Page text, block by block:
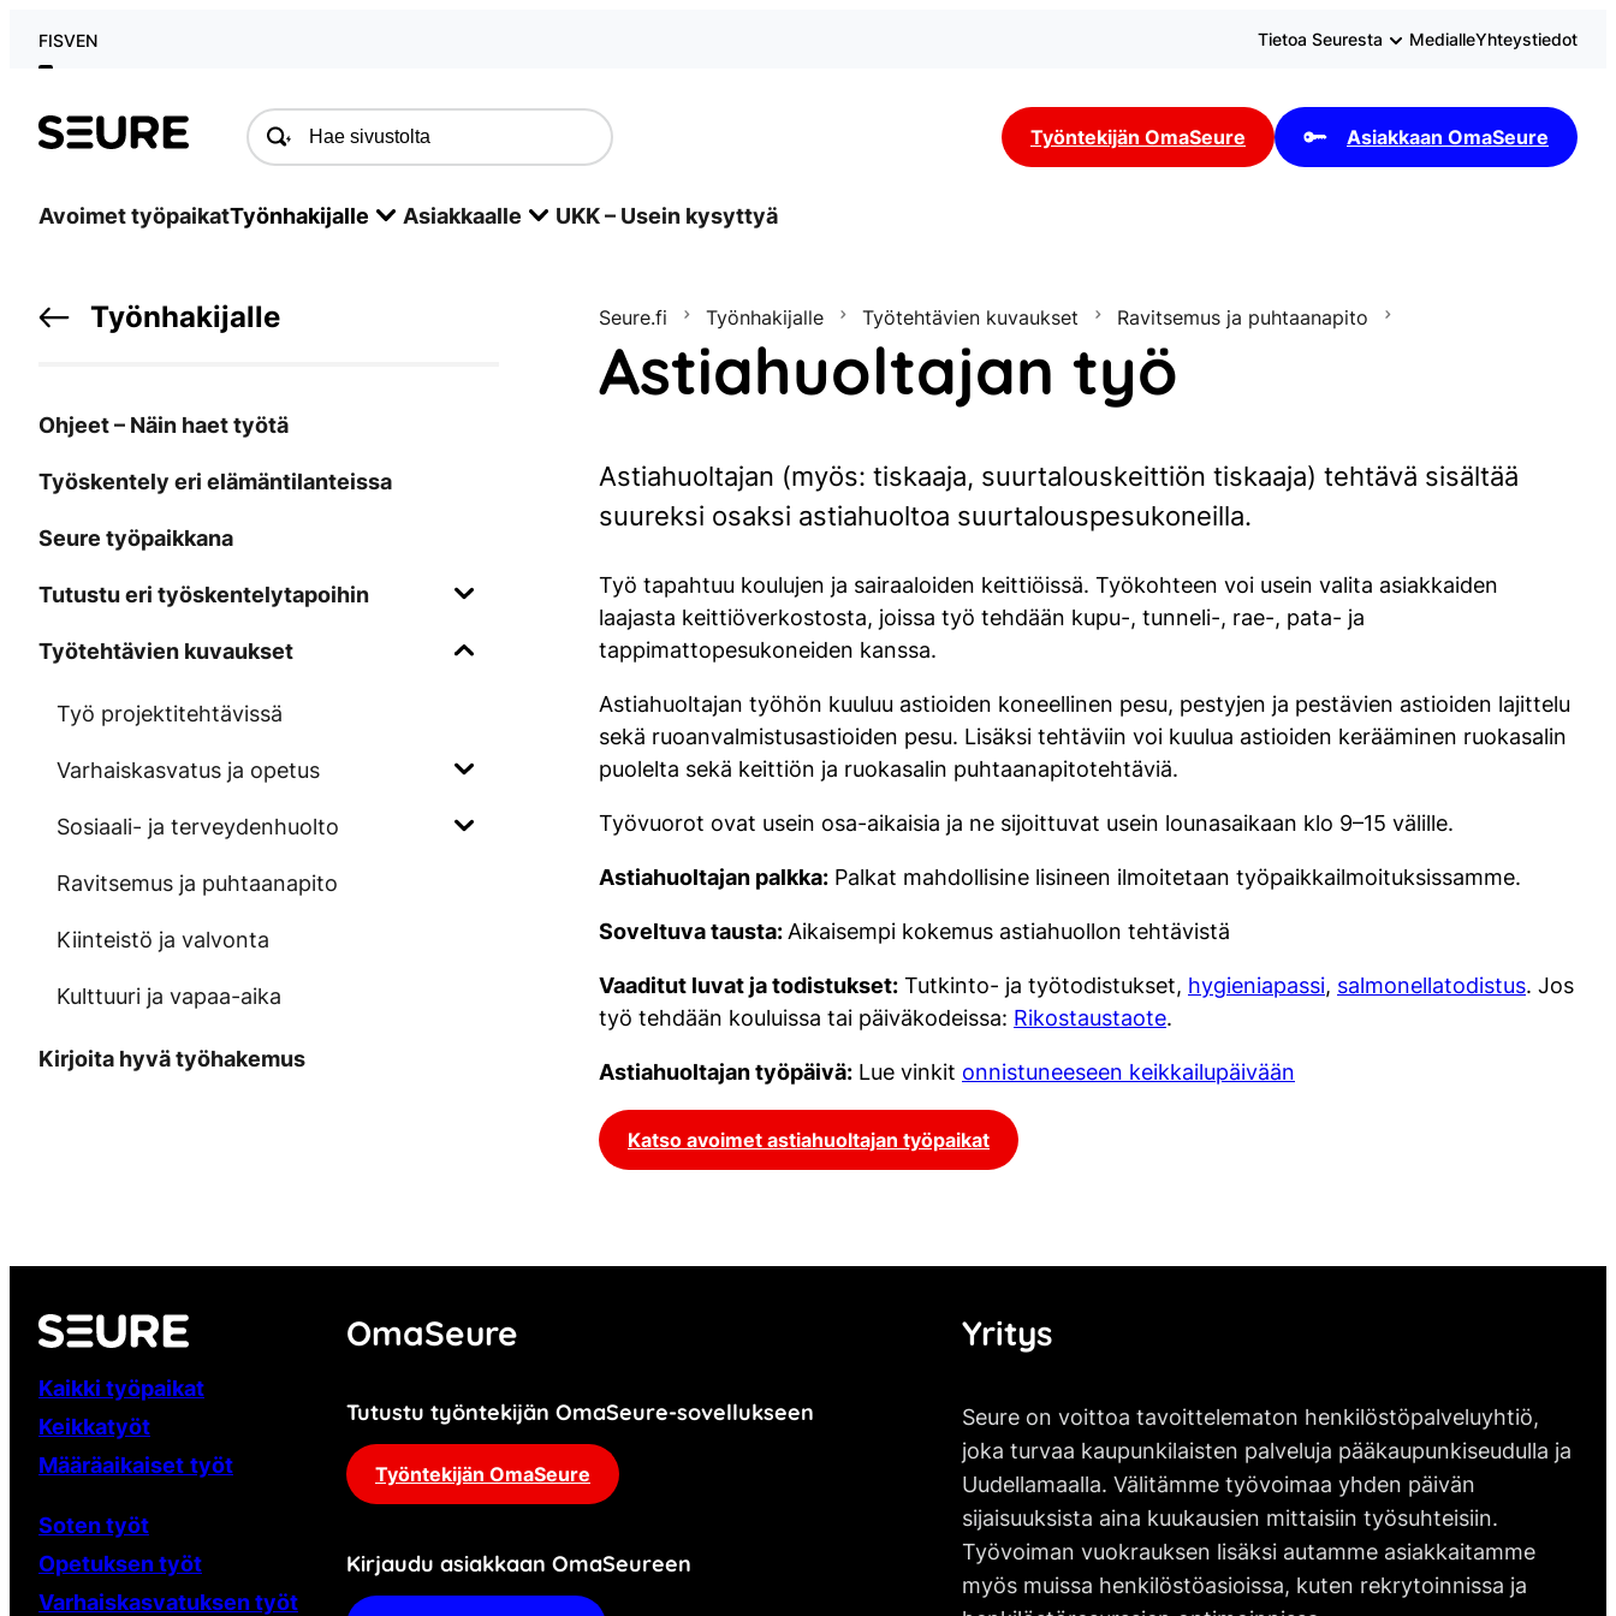
FISVEN Tietoa Seuresta MedialleYhteystiedot
Seure Työntekijän OmaSeure Asiakkaan OmaSeure
Avoimet työpaikatTyönhakijalle Asiakkaalle UKK – Usein kysyttyä
Työnhakijalle
Ohjeet – Näin haet työtä
Työskentely eri elämäntilanteissa
Seure työpaikkana
Tutustu eri työskentelytapoihin
Työtehtävien kuvaukset
Työ projektitehtävissä
Varhaiskasvatus ja opetus
Sosiaali- ja terveydenhuolto
Ravitsemus ja puhtaanapito
Kiinteistö ja valvonta
Kulttuuri ja vapaa-aika
Kirjoita hyvä työhakemus
Seure.fi Työnhakijalle Työtehtävien kuvaukset Ravitsemus ja puhtaanapito
Astiahuoltajan työ
Astiahuoltajan (myös: tiskaaja, suurtalouskeittiön tiskaaja) tehtävä sisältää
suureksi osaksi astiahuoltoa suurtalouspesukoneilla.
Työ tapahtuu koulujen ja sairaaloiden keittiöissä. Työkohteen voi usein valita asiakkaiden
laajasta keittiöverkostosta, joissa työ tehdään kupu-, tunneli-, rae-, pata- ja
tappimattopesukoneiden kanssa.
Astiahuoltajan työhön kuuluu astioiden koneellinen pesu, pestyjen ja pestävien astioiden lajittelu
sekä ruoanvalmistusastioiden pesu. Lisäksi tehtäviin voi kuulua astioiden kerääminen ruokasalin
puolelta sekä keittiön ja ruokasalin puhtaanapitotehtäviä.
Työvuorot ovat usein osa-aikaisia ja ne sijoittuvat usein lounasaikaan klo 9–15 välille.
Astiahuoltajan palkka: Palkat mahdollisine lisineen ilmoitetaan työpaikkailmoituksissamme.
Soveltuva tausta: Aikaisempi kokemus astiahuollon tehtävistä
Vaaditut luvat ja todistukset: Tutkinto- ja työtodistukset, hygieniapassi, salmonellatodistus. Jos
työ tehdään kouluissa tai päiväkodeissa: Rikostaustaote.
Astiahuoltajan työpäivä: Lue vinkit onnistuneeseen keikkailupäivään
Katso avoimet astiahuoltajan työpaikat
Kaikki työpaikat
Keikkatyöt
Määräaikaiset työt
Soten työt
Opetuksen työt
Varhaiskasvatuksen työt
OmaSeure
Tutustu työntekijän OmaSeure-sovellukseen
Työntekijän OmaSeure
Kirjaudu asiakkaan OmaSeureen
Yritys
Seure on voittoa tavoittelematon henkilöstöpalveluyhtiö,
joka turvaa kaupunkilaisten palveluja pääkaupunkiseudulla ja
Uudellamaalla. Välitämme työvoimaa yhden päivän
sijaisuuksista aina kuukausien mittaisiin työsuhteisiin.
Työvoiman vuokrauksen lisäksi autamme asiakkaitamme
myös muissa henkilöstöasioissa, kuten rekrytoinnissa ja